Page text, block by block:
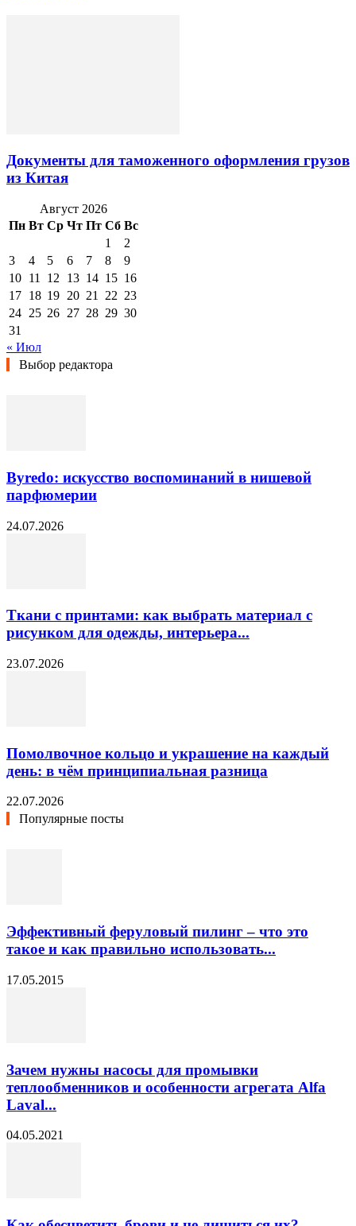
Документы для таможенного оформления грузов
из Китая
Август 2026
Пн Вт Ср Чт Пт Сб Вс
1
2
3
4 5 6 7 8
9
10 11 12 13 14 15 16
17 18 19 20 21 22 23
24 25 26 27 28 29 30
31
« Июл
Выбор редактора
Byredo: искусство воспоминаний в нишевой
парфюмерии
24.07.2026
Ткани с принтами: как выбрать материал с
рисунком для одежды, интерьера...
23.07.2026
Помолвочное кольцо и украшение на каждый
день: в чём принципиальная разница
22.07.2026
Популярные посты
Эффективный феруловый пилинг – что это
такое и как правильно использовать...
17.05.2015
Зачем нужны насосы для промывки
теплообменников и особенности агрегата Alfa
Laval...
04.05.2021